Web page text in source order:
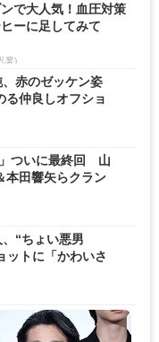
で大人気！血圧対策
ーに足してみて
業)
赤のゼッケン姿
る仲良しオフショ
ついに最終回 山
本田響矢らクラン
“ちょい悪男
ットに「かわいさ